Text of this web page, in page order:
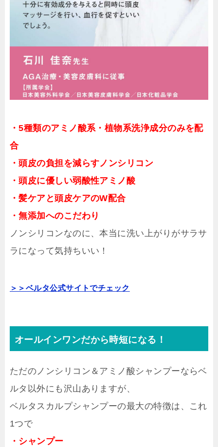
・5種類のアミノ酸系・植物系洗浄成分のみを配
合
・頭皮の負担を減らすノンシリコン
・頭皮に優しい弱酸性アミノ酸
・髪ケアと頭皮ケアのW配合
・無添加へのこだわり
ノンシリコンなのに、本当に洗い上がりがサラサ
ラになって気持ちいい！
＞＞ベルタ公式サイトでチェック
オールインワンだから時短になる！
ただのノンシリコン＆アミノ酸シャンプーならベ
ルタ以外にも沢山ありますが、
ベルタスカルプシャンプーの最大の特徴は、これ
1つで
・シャンプー